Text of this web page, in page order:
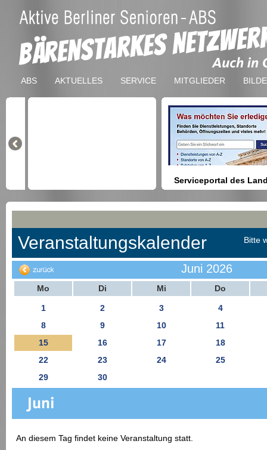
ABS AKTUELLES SERVICE MITGLIEDER
Serviceportal des
Berlin
Anmeldung bei Ämtern usw.
Veranstaltungskalender Bitte
Juni 2026
Mo Di Mi Do
1 2 3
4
8
9 10
11
15
16 17
18
22
23 24
25
29
30
An diesem Tag findet keine Veranstaltung statt.